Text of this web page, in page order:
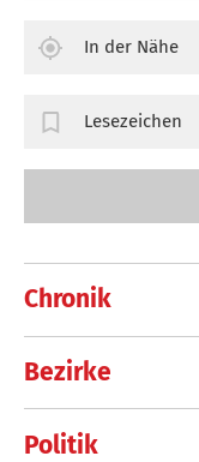
Chronik
Bezirke
Politik
In der Nähe
Lesezeichen